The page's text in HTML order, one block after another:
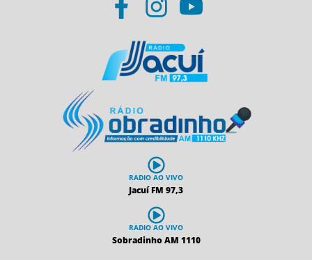
RADIO AO VIVO
Jacuí FM 97,3
RADIO AO VIVO
Sobradinho AM 1110